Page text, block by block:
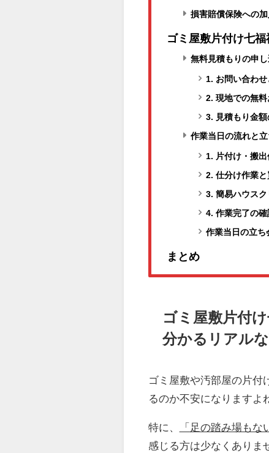
損害賠償保険への
ゴミ屋敷片付け七
無料見積もりの申
1. お問い合わ
2. 現地での無料
3. 見積もり金
作業当日の流れと
1. 片付け・搬出
2. 仕分け作業と
3. 簡易ハウス
4. 作業完了の
作業当日の立ち
まとめ
ゴミ屋敷片付
分かるリアル
ゴミ屋敷や汚部屋の片付
るのか不安になりますよ
特に、 「足の踏み場もな
感じる方は少なくありま